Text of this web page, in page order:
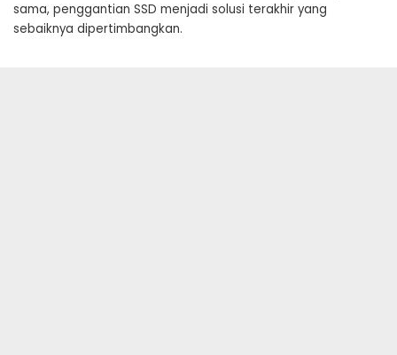
sama, penggantian SSD menjadi solusi terakhir yang
sebaiknya dipertimbangkan.